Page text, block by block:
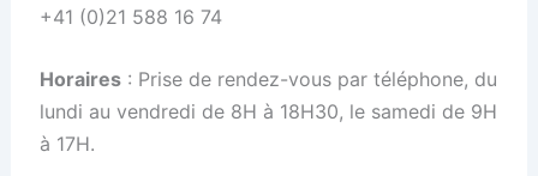
+41 (0)21 588 16 74
Horaires: Prise de rendez-vous par téléphone, du
lundi au vendredi de 8H à 18H30, le samedi de 9H
à 17H.